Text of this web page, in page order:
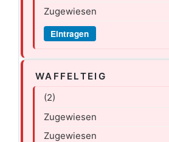
Zugewiesen
Eintragen
WAFFELTEIG
(2)
Zugewiesen
Zugewiesen